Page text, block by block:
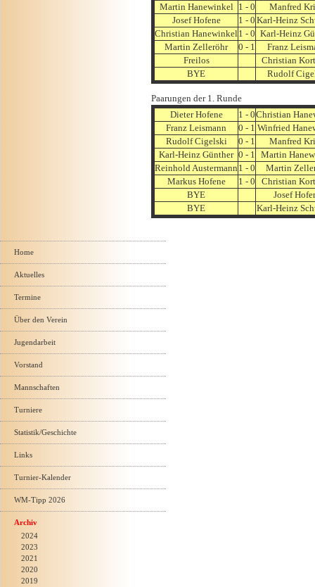
Martin Hanewinkel 1 - 0
Manfred
Josef Hofene
1 - 0 Karl-Heinz
Christian Hanewinkel1 - 0 Karl-Heinz
Martin Zelleröhr
0 - 1
Franz
Freilos
Christian
BYE
Rudolf
Paarungen der 1. Runde
Dieter Hofene
1 - 0Christian
Franz Leismann
0 - 1 Winfried
Rudolf Cigelski
0 - 1
Manfred
Karl-Heinz Günther 0 - 1 Martin
Reinhold Austermann 1 - 0
Martin
Markus Hofene
1 - 0
Christian
BYE
Josef
BYE
Karl-Heinz
Navigation
überspringen
Home
Aktuelles
Termine
Über den Verein
Jugendarbeit
Vorstand
Mannschaften
Turniere
Statistik/Geschichte
Links
Turnier-Kalender
WM-Tipp 2026
Archiv
2024
2023
2021
2020
2019